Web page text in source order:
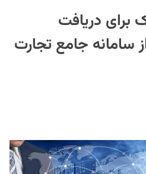
گمرک برای دریافت
سامانه جامع تجارت